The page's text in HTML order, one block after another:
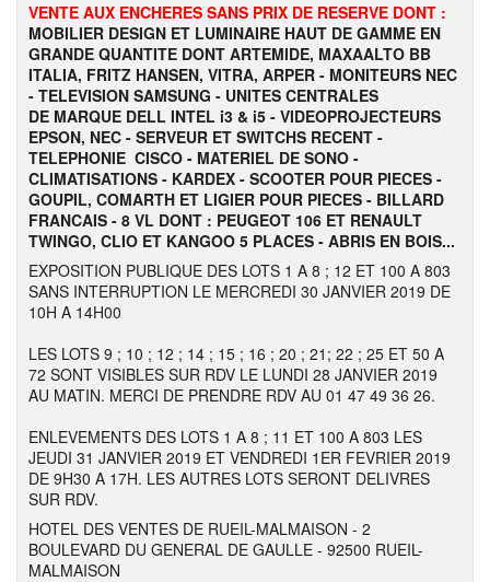
VENTE AUX ENCHERES SANS PRIX DE RESERVE DONT :
MOBILIER DESIGN ET LUMINAIRE HAUT DE GAMME EN
GRANDE QUANTITE DONT ARTEMIDE, MAXAALTO BB
ITALIA, FRITZ HANSEN, VITRA, ARPER - MONITEURS NEC
- TELEVISION SAMSUNG - UNITES CENTRALES
DE MARQUE DELL INTEL i3 & i5 - VIDEOPROJECTEURS
EPSON, NEC - SERVEUR ET SWITCHS RECENT -
TELEPHONIE CISCO - MATERIEL DE SONO -
CLIMATISATIONS - KARDEX - SCOOTER POUR PIECES -
GOUPIL, COMARTH ET LIGIER POUR PIECES - BILLARD
FRANCAIS - 8 VL DONT : PEUGEOT 106 ET RENAULT
TWINGO, CLIO ET KANGOO 5 PLACES - ABRIS EN BOIS...
EXPOSITION PUBLIQUE DES LOTS 1 A 8 ; 12 ET 100 A 803
SANS INTERRUPTION LE MERCREDI 30 JANVIER 2019 DE
10H A 14H00
LES LOTS 9 ; 10 ; 12 ; 14 ; 15 ; 16 ; 20 ; 21; 22 ; 25 ET 50 A
72 SONT VISIBLES SUR RDV LE LUNDI 28 JANVIER 2019
AU MATIN. MERCI DE PRENDRE RDV AU 01 47 49 36 26.
ENLEVEMENTS DES LOTS 1 A 8 ; 11 ET 100 A 803 LES
JEUDI 31 JANVIER 2019 ET VENDREDI 1ER FEVRIER 2019
DE 9H30 A 17H. LES AUTRES LOTS SERONT DELIVRES
SUR RDV.
HOTEL DES VENTES DE RUEIL-MALMAISON - 2
BOULEVARD DU GENERAL DE GAULLE - 92500 RUEIL-
MALMAISON